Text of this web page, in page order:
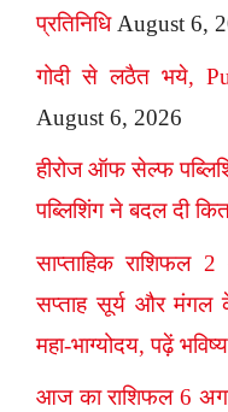
प्रतिनिधि August 6,
गोदी से लठैत भये,
August 6, 2026
हीरोज ऑफ सेल्फ
पब्लिशिंग ने बदल दी
साप्ताहिक
सप्ताह सूर्य और मंगल
महा-भाग्योदय, पढ़ें
आज का राशिफल 6